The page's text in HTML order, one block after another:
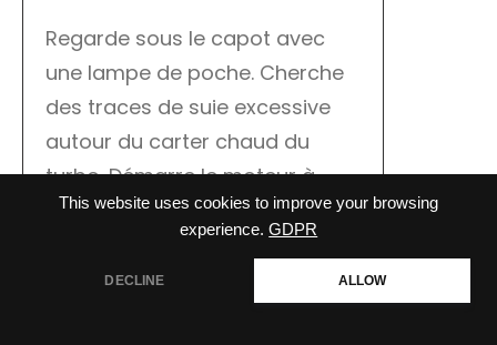
This website uses cookies to improve your browsing
experience. GDPR
DECLINE ALLOW
Regarde sous le capot avec
une lampe de poche. Cherche
des traces de suie excessive
autour du carter chaud du
turbo. Démarre le moteur à
froid et écoute le sifflement. Un
sifflement aigu et métallique à
bas régime peut indiquer une